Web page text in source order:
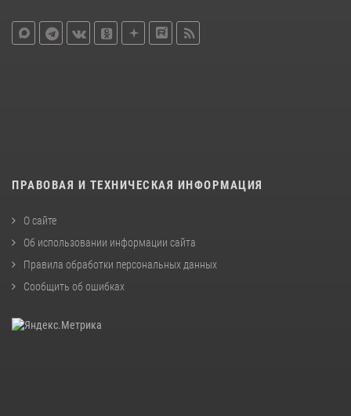
ПРАВОВАЯ И ТЕХНИЧЕСКАЯ ИНФОРМАЦИЯ
О сайте
Об использовании информации сайта
Правила обработки персональных данных
Сообщить об ошибках